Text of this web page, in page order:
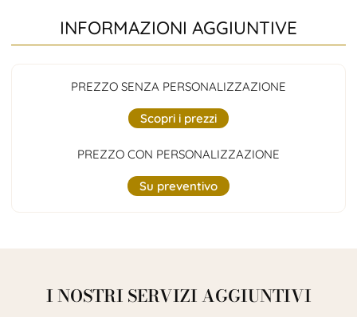
INFORMAZIONI AGGIUNTIVE
PREZZO SENZA PERSONALIZZAZIONE
Scopri i prezzi
PREZZO CON PERSONALIZZAZIONE
Su preventivo
I NOSTRI SERVIZI AGGIUNTIVI